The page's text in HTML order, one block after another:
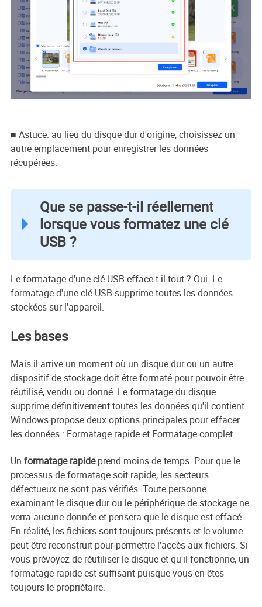
■ Astuce: au lieu du disque dur d'origine, choisissez un
autre emplacement pour enregistrer les données
récupérées.
Que se passe-t-il réellement
lorsque vous formatez une clé
USB ?
Le formatage d'une clé USB efface-t-il tout ? Oui. Le
formatage d'une clé USB supprime toutes les données
stockées sur l'appareil.
Les bases
Mais il arrive un moment où un disque dur ou un autre
dispositif de stockage doit être formaté pour pouvoir être
réutilisé, vendu ou donné. Le formatage du disque
supprime définitivement toutes les données qu'il contient.
Windows propose deux options principales pour effacer
les données : Formatage rapide et Formatage complet.
Un formatage rapideprend moins de temps. Pour que le
processus de formatage soit rapide, les secteurs
défectueux ne sont pas vérifiés. Toute personne
examinant le disque dur ou le périphérique de stockage ne
verra aucune donnée et pensera que le disque est effacé.
En réalité, les fichiers sont toujours présents et le volume
peut être reconstruit pour permettre l'accès aux fichiers. Si
vous prévoyez de réutiliser le disque et qu'il fonctionne, un
formatage rapide est suffisant puisque vous en êtes
toujours le propriétaire.